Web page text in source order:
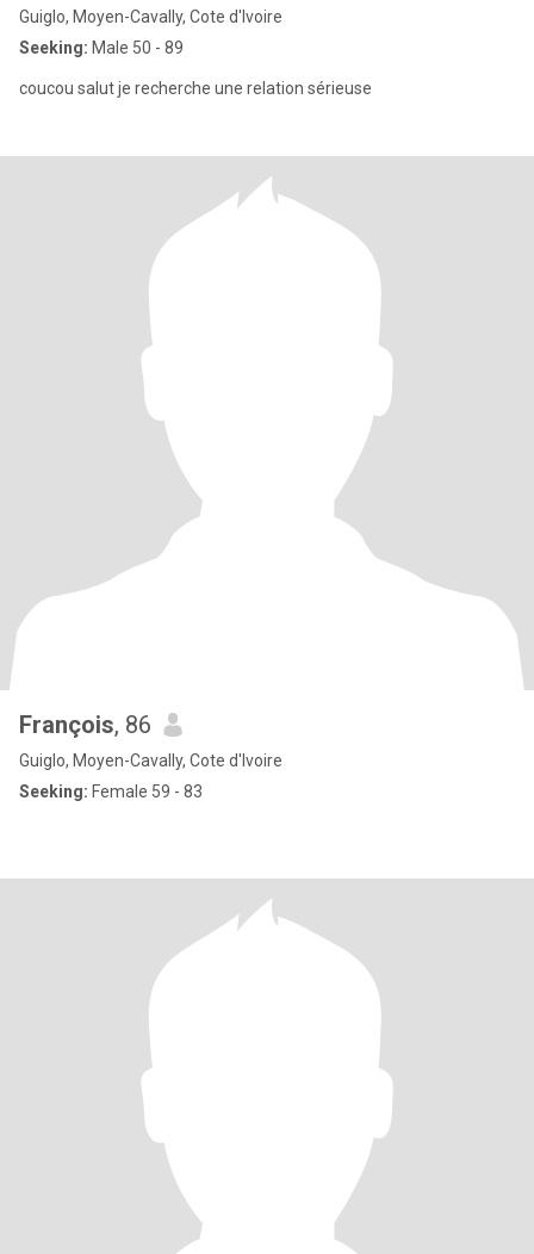
Guiglo, Moyen-Cavally, Cote d'Ivoire
Seeking: Male 50 - 89
coucou salut je recherche une relation sérieuse
François, 86
Guiglo, Moyen-Cavally, Cote d'Ivoire
Seeking: Female 59 - 83